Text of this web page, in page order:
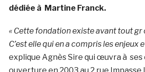
dédiée à Martine Franck.
« Cette fondation existe avant tout gr
C’est elle qui en a compris les enjeux
explique Agnès Sire qui œuvra à ses